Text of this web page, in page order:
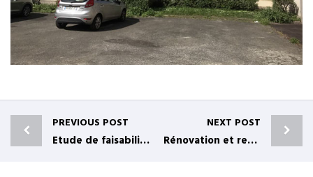
PREVIOUS POST
Etude de faisabilité sur les conditions techniques et financières de la réhabilitation du collège Fernand Puech de Laval
NEXT POST
Rénovation et redynamisation de l’espace Léo ferré à Bagneux : Marché et salle des fêtes (92)